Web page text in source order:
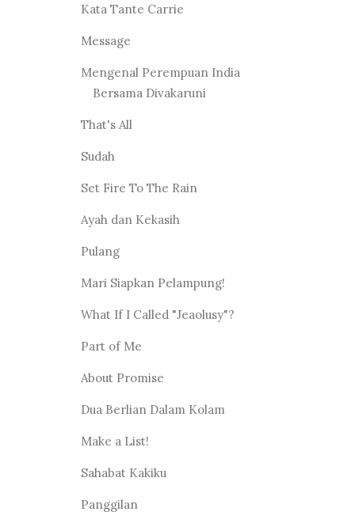
Kata Tante Carrie
Message
Mengenal Perempuan India
Bersama Divakaruni
That's All
Sudah
Set Fire To The Rain
Ayah dan Kekasih
Pulang
Mari Siapkan Pelampung!
What If I Called "Jeaolusy"?
Part of Me
About Promise
Dua Berlian Dalam Kolam
Make a List!
Sahabat Kakiku
Panggilan